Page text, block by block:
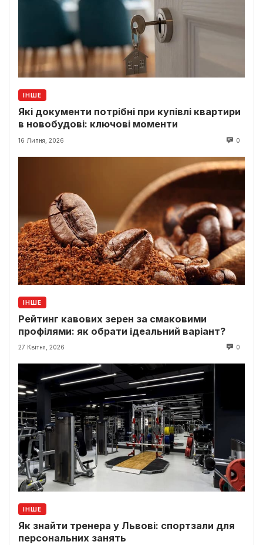
ІНШЕ
Які документи потрібні при купівлі квартири
в новобудові: ключові моменти
16 Липня, 2026 0
ІНШЕ
Рейтинг кавових зерен за смаковими
профілями: як обрати ідеальний варіант?
27 Квітня, 2026 0
ІНШЕ
Як знайти тренера у Львові: спортзали для
персональних занять